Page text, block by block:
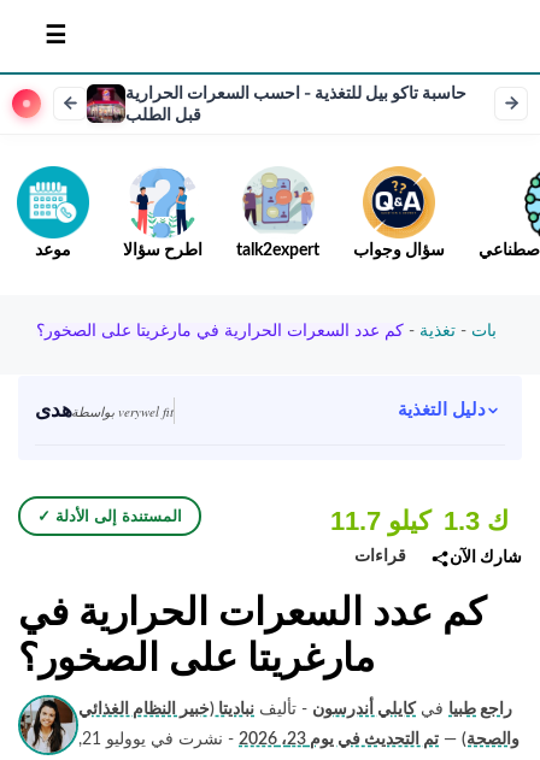
حاسبة تاكو بيل للتغذية - احسب السعرات الحرارية
قبل الطلب
موعد اطرح سؤالا talk2expert سؤال وجواب
بات - تغذية - كم عدد السعرات الحرارية في مارغريتا على الصخور؟
هدى بواسطة verywel fit دليل التغذية
✓ المستندة إلى الأدلة 11.7 كيلو
قراءات
1.3 ك
شارك الآن
كم عدد السعرات الحرارية في
مارغريتا على الصخور؟
راجع طبيا في كايلي أندرسون - تأليف نباديتا (خبير النظام الغذائي
والصحة) — تم التحديث في يوم 23، 2026
- نشرت في يووليو 21,